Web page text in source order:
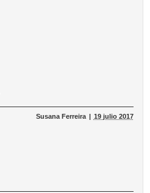
Susana Ferreira 19 julio 2017